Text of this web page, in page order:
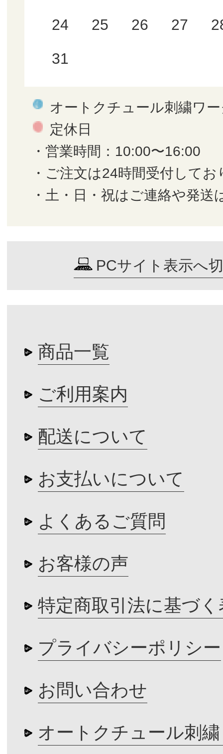
24 25 26 27
31
オートクチュール刺繍ワ
定休日
・営業時間：10:00〜16:00
・ご注文は24時間受付してお
・土・日・祝はご連絡や発送
PCサイト表示へ
商品一覧
ご利用案内
配送について
お支払いについて
よくあるご質問
お客様の声
特定商取引法に基づく
プライバシーポリシー
お問い合わせ
オートクチュール刺